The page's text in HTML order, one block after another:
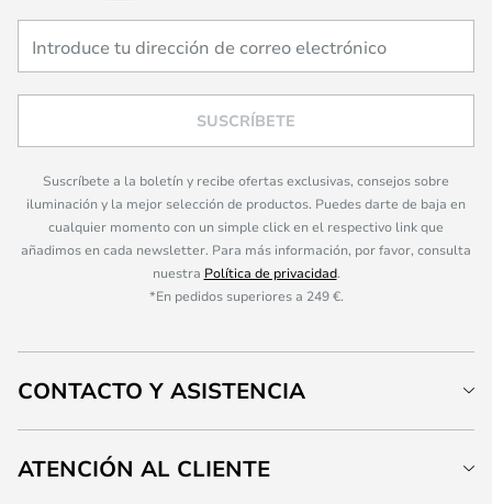
SUSCRÍBETE
Suscríbete a la boletín y recibe ofertas exclusivas, consejos sobre
iluminación y la mejor selección de productos. Puedes darte de baja en
cualquier momento con un simple click en el respectivo link que
añadimos en cada newsletter. Para más información, por favor, consulta
nuestra Política de privacidad.
*En pedidos superiores a 249 €.
CONTACTO Y ASISTENCIA
ATENCIÓN AL CLIENTE